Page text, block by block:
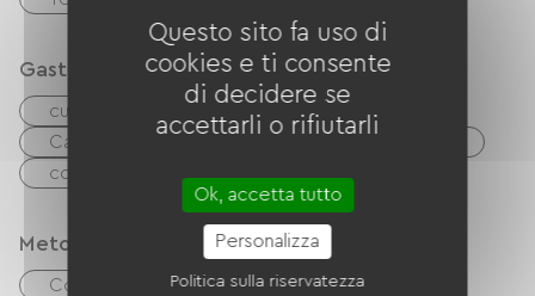
Gastronomia
cucinino Microonde
Quattro
Cappa
congélateur
Metodi di pagamento
Controlli
contanti
Questo sito fa uso di
cookies e ti consente
di decidere se
accettarli o rifiutarli
Ok, accetta tutto
Personalizza
Politica sulla riservatezza